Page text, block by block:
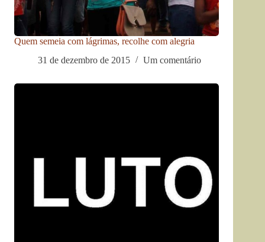
Quem semeia com lágrimas, recolhe com alegria
31 de dezembro de 2015
Um comentário